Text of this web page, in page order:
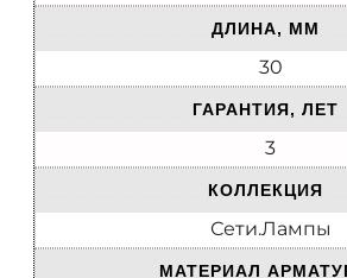
ДЛИНА, ММ
30
ГАРАНТИЯ, ЛЕТ
3
КОЛЛЕКЦИЯ
Сети.Лампы
МАТЕРИАЛ